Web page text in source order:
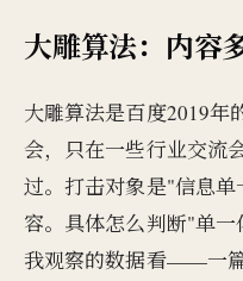
大雕算法：内容
大雕算法是百度2019年
会，只在一些行业交流
过。打击对象是"信息
容。具体怎么判断"单
我观察的数据看——一